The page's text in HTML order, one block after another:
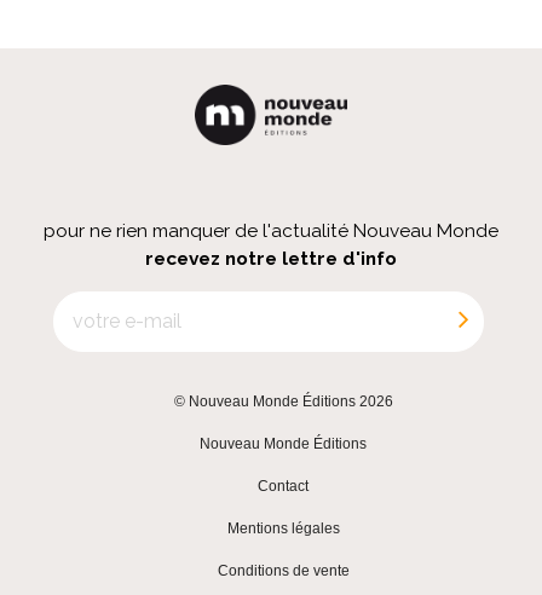
pour ne rien manquer de l'actualité Nouveau Monde
recevez notre lettre d'info
© Nouveau Monde Éditions 2026
Nouveau Monde Éditions
Contact
Mentions légales
Conditions de vente